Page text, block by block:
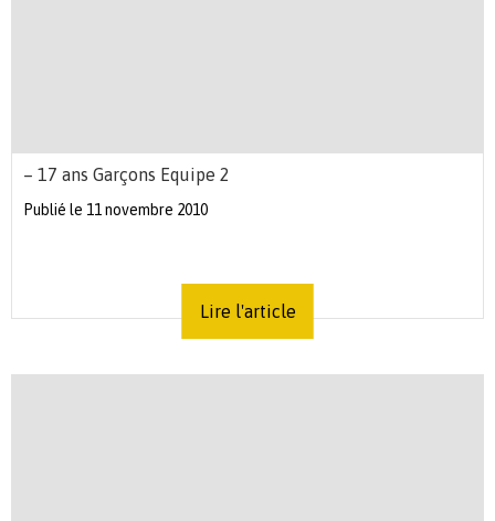
– 17 ans Garçons Equipe 2
Publié le 11 novembre 2010
Lire l'article